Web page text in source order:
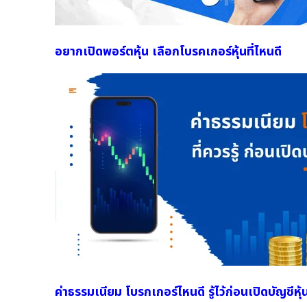
อยากเปิดพอร์ตหุ้น เลือกโบรคเกอร์หุ้นที่ไหนดี
ค่าธรรมเนียม โบรกเกอร์ไหนดี รู้ไว้ก่อนเปิดบัญชีหุ้